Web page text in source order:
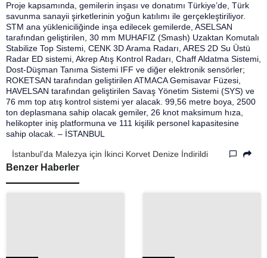
Proje kapsamında, gemilerin inşası ve donatımı Türkiye’de, Türk
savunma sanayii şirketlerinin yoğun katılımı ile gerçekleştiriliyor.
STM ana yükleniciliğinde inşa edilecek gemilerde, ASELSAN
tarafından geliştirilen, 30 mm MUHAFIZ (Smash) Uzaktan Komutalı
Stabilize Top Sistemi, CENK 3D Arama Radarı, ARES 2D Su Üstü
Radar ED sistemi, Akrep Atış Kontrol Radarı, Chaff Aldatma Sistemi,
Dost-Düşman Tanıma Sistemi IFF ve diğer elektronik sensörler;
ROKETSAN tarafından geliştirilen ATMACA Gemisavar Füzesi,
HAVELSAN tarafından geliştirilen Savaş Yönetim Sistemi (SYS) ve
76 mm top atış kontrol sistemi yer alacak. 99,56 metre boya, 2500
ton deplasmana sahip olacak gemiler, 26 knot maksimum hıza,
helikopter iniş platformuna ve 111 kişilik personel kapasitesine
sahip olacak. – İSTANBUL
İstanbul’da Malezya için İkinci Korvet Denize İndirildi
Benzer Haberler